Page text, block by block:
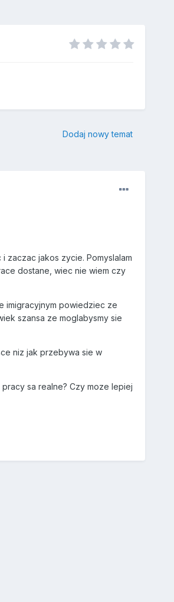
Dodaj nowy temat
zaczac jakos zycie. Pomyslalam
dostane, wiec nie wiem czy
imigracyjnym powiedziec ze
szansa ze moglabysmy sie
niz jak przebywa sie w
sa realne? Czy moze lepiej